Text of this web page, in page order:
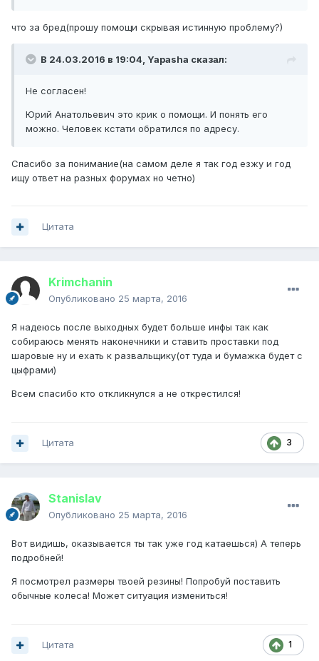
что за бред(прошу помощи скрывая истинную проблему?)
В 24.03.2016 в 19:04, Yapasha сказал:
Не согласен!
Юрий Анатольевич это крик о помощи. И понять его
можно. Человек кстати обратился по адресу.
Спасибо за понимание(на самом деле я так год езжу и год
ищу ответ на разных форумах но четно)
Цитата
Krimchanin
Опубликовано 25 марта, 2016
Я надеюсь после выходных будет больше инфы так как
собираюсь менять наконечники и ставить проставки под
шаровые ну и ехать к развальщику(от туда и бумажка будет с
цыфрами)
Всем спасибо кто откликнулся а не открестился!
3
Цитата
Stanislav
Опубликовано 25 марта, 2016
Вот видишь, оказывается ты так уже год катаешься) А теперь
подробней!
Я посмотрел размеры твоей резины! Попробуй поставить
обычные колеса! Может ситуация измениться!
1
Цитата